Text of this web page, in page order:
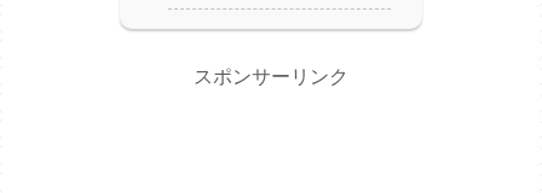
スポンサーリンク